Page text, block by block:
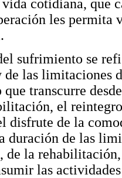
cotidiana, que
les permita
sufrimiento se
de las limitaciones
que transcurre
el
disfrute de la
duración de las
de la
las